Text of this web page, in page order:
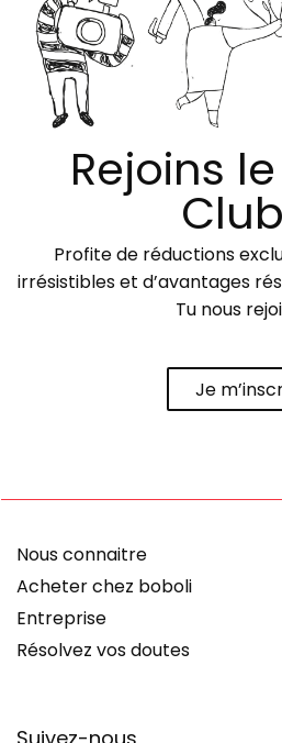
Rejoins
Profite de réductions
irrésistibles et d’avantages
Tu nous
Je
Nous connaitre
Acheter chez boboli
Entreprise
Résolvez vos doutes